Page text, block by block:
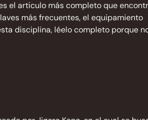
el articulo más completo que
más frecuentes, el equipamiento
disciplina, léelo completo porque